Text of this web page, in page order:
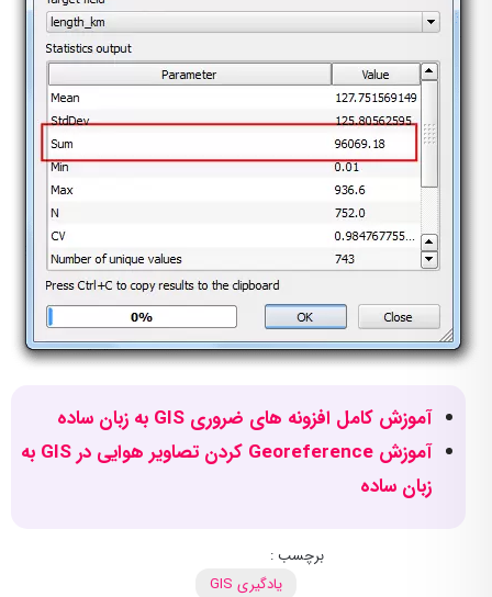
آموزش کامل افزونه های ضروری GIS به زبان ساده
آموزش Georeference کردن تصاویر هوایی در GIS به
زبان ساده
برچسب :
یادگیری GIS